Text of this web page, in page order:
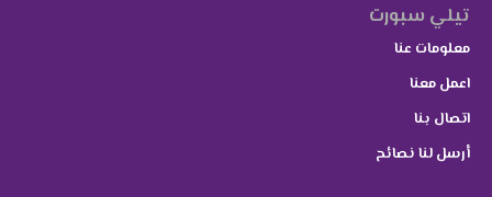
تيلي سبورت
معلومات عنا
اعمل معنا
اتصال بنا
أرسل لنا نصائح